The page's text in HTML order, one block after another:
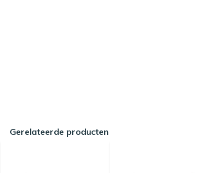
Gerelateerde producten